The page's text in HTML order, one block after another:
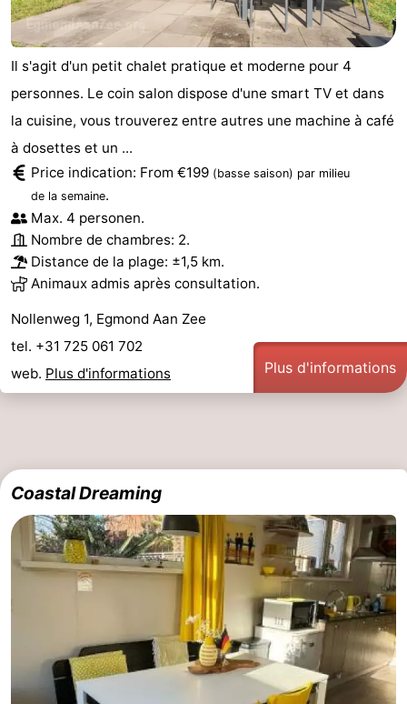
Il s'agit d'un petit chalet pratique et moderne pour 4
personnes. Le coin salon dispose d'une smart TV et dans
la cuisine, vous trouverez entre autres une machine à café
à dosettes et un ...
Price indication: From €199 (basse saison) par milieu
de la semaine.
Max. 4 personen.
Nombre de chambres: 2.
Distance de la plage: ±1,5 km.
Animaux admis après consultation.
Nollenweg 1, Egmond Aan Zee
tel. +31 725 061 702
web. Plus d'informations Plus d'informations
Coastal Dreaming